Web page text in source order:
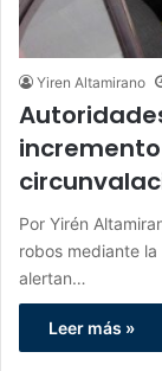
Yiren Altamirano
Por Yirén
robos mediante
alertan…
Leer más »